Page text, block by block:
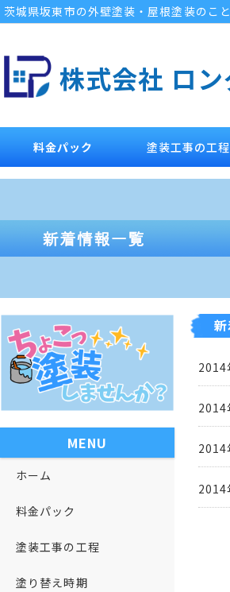
茨城県坂東市の外壁塗装・屋根塗装のこ
株式会社 ロ
料金パック 塗装工事の工程
2014
2014
2014
2014
MENU
ホーム
料金パック
塗装工事の工程
塗り替え時期